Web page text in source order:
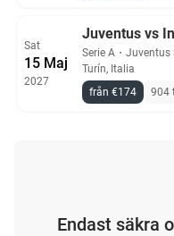
Sat
15 Maj
2027
Juventus vs
Serie A ・ Juventus
Turín, Italia
från €174
904
Endast säkra